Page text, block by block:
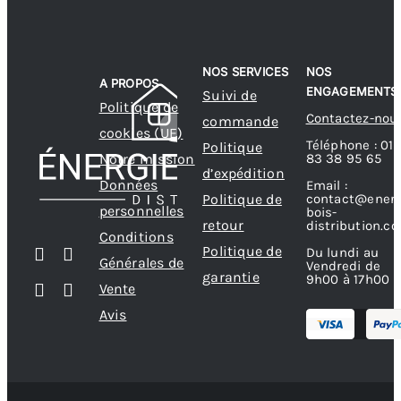
A PROPOS
Politique de
cookies (UE)
Notre mission
Données
personnelles
Conditions
Générales de
Vente
Avis
NOS SERVICES
Suivi de
commande
Politique
d’expédition
Politique de
retour
Politique de
garantie
NOS
ENGAGEMENTS
Contactez-
Téléphone : 01
83 38 95 65
Email :
bois-
Du lundi au
Vendredi de
9h00 à 17h00